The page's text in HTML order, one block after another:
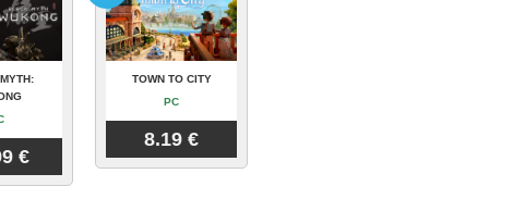
€
TOWN TO CITY
PC
8.19 €